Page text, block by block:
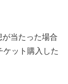
当たった場合
ケット購入した